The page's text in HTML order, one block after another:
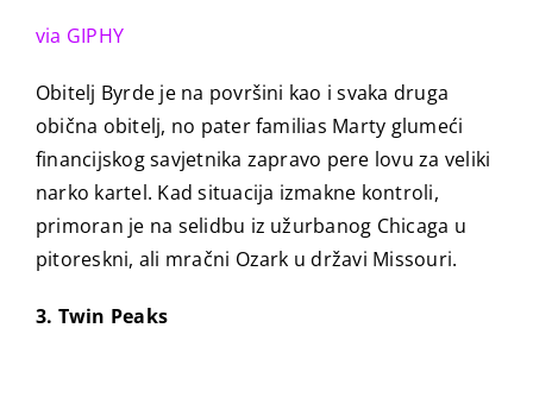
via GIPHY
Obitelj Byrde je na površini kao i svaka druga
obična obitelj, no pater familias Marty glumeći
financijskog savjetnika zapravo pere lovu za veliki
narko kartel. Kad situacija izmakne kontroli,
primoran je na selidbu iz užurbanog Chicaga u
pitoreskni, ali mračni Ozark u državi Missouri.
3. Twin Peaks